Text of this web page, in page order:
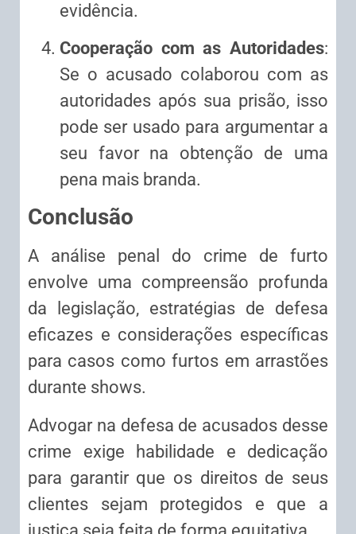
evidência.
Cooperação com as Autoridades:
Se o acusado colaborou com as
autoridades após sua prisão, isso
pode ser usado para argumentar a
seu favor na obtenção de uma
pena mais branda.
Conclusão
A análise penal do crime de furto
envolve uma compreensão profunda
da legislação, estratégias de defesa
eficazes e considerações específicas
para casos como furtos em arrastões
durante shows.
Advogar na defesa de acusados desse
crime exige habilidade e dedicação
para garantir que os direitos de seus
clientes sejam protegidos e que a